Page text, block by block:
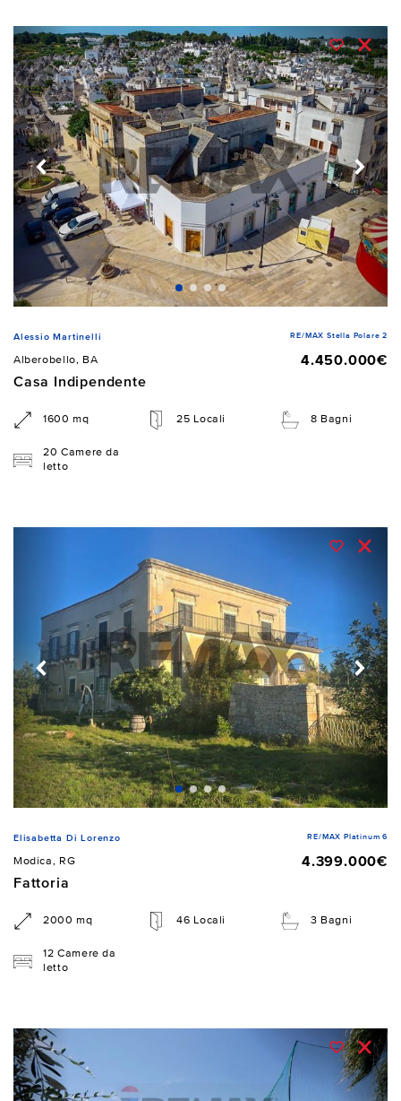
Alessio Martinelli RE/MAX Stella Polare 2
Alberobello, BA
4.450.000€
Casa Indipendente
1600 mq 25 Locali 8 Bagni
20 Camere da
letto
Elisabetta Di Lorenzo RE/MAX Platinum 6
Modica, RG
4.399.000€
Fattoria
2000 mq 46 Locali 3 Bagni
12 Camere da
letto